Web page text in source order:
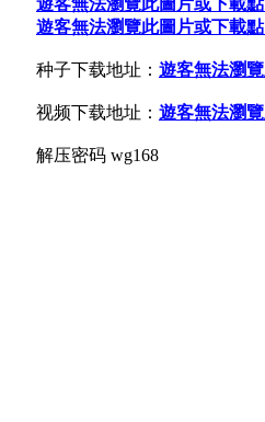
遊客無法瀏覽此圖片或下載
遊客無法瀏覽此圖片或下載
种子下载地址： 遊客無法瀏
视频下载地址： 遊客無法瀏
解压密码 wg168